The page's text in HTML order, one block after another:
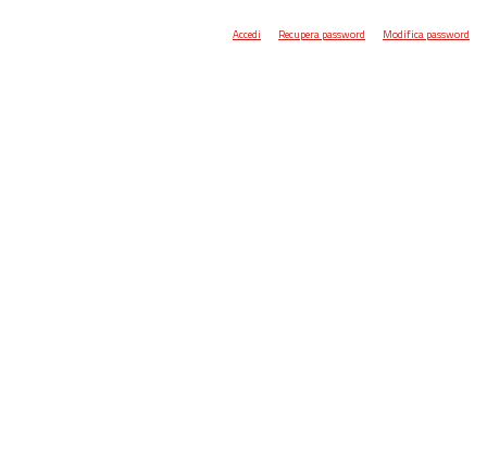
Accedi Recupera password Modifica password